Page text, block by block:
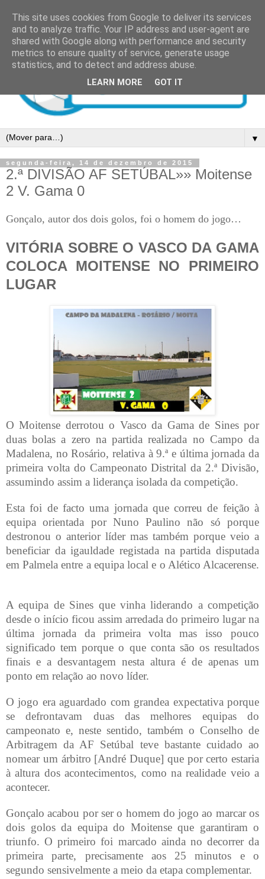
▼
segunda-feira, 14 de dezembro de 2015
2.ª DIVISÃO AF SETÚBAL»» Moitense
2 V. Gama 0
Gonçalo, autor dos dois golos, foi o homem do jogo…
VITÓRIA SOBRE O VASCO DA GAMA
COLOCA MOITENSE NO PRIMEIRO
LUGAR
O Moitense derrotou o Vasco da Gama de Sines por
duas bolas a zero na partida realizada no Campo da
Madalena, no Rosário, relativa à 9.ª e última jornada da
primeira volta do Campeonato Distrital da 2.ª Divisão,
assumindo assim a liderança isolada da competição.
Esta foi de facto uma jornada que correu de feição à
equipa orientada por Nuno Paulino não só porque
destronou o anterior líder mas também porque veio a
beneficiar da igauldade registada na partida disputada
em Palmela entre a equipa local e o Alético Alcacerense.
A equipa de Sines que vinha liderando a competição
desde o início ficou assim arredada do primeiro lugar na
última jornada da primeira volta mas isso pouco
significado tem porque o que conta são os resultados
finais e a desvantagem nesta altura é de apenas um
ponto em relação ao novo líder.
O jogo era aguardado com grandea expectativa porque
se defrontavam duas das melhores equipas do
campeonato e, neste sentido, também o Conselho de
Arbitragem da AF Setúbal teve bastante cuidado ao
nomear um árbitro [André Duque] que por certo estaria
à altura dos acontecimentos, como na realidade veio a
acontecer.
Gonçalo acabou por ser o homem do jogo ao marcar os
dois golos da equipa do Moitense que garantiram o
triunfo. O primeiro foi marcado ainda no decorrer da
primeira parte, precisamente aos 25 minutos e o
segundo sensivelmente a meio da etapa complementar.
This site uses cookies from Google to deliver its services
and to analyze traffic. Your IP address and user-agent are
shared with Google along with performance and security
metrics to ensure quality of service, generate usage
statistics, and to detect and address abuse.
LEARN MORE GOT IT